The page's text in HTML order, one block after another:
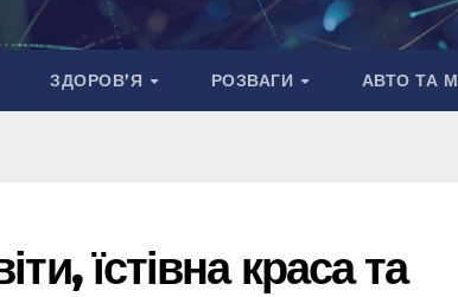
ЗДОРОВ’Я РОЗВАГИ АВТО ТА
їстівна краса та